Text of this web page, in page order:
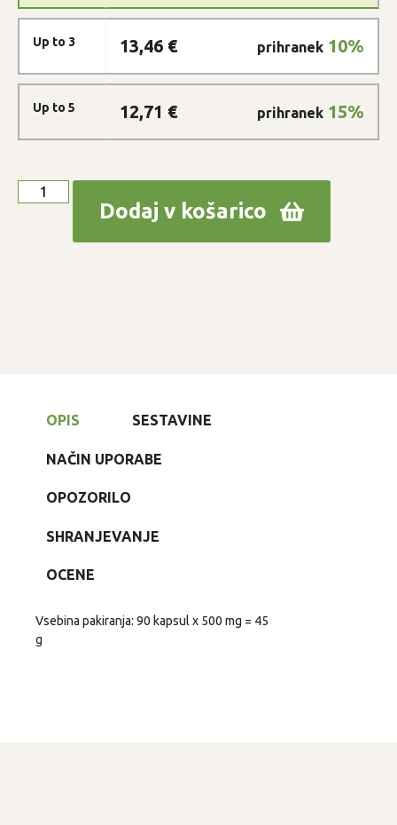
Up to 3 13,46 € 10%
Up to 5 12,71 € 15%
Dodaj v košarico
OPIS SESTAVINE
NAČIN UPORABE
OPOZORILO
SHRANJEVANJE
OCENE
Vsebina pakiranja: 90 kapsul x 500 mg = 45
g